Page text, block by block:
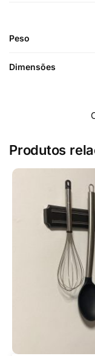
Peso
Dimensões
Produtos